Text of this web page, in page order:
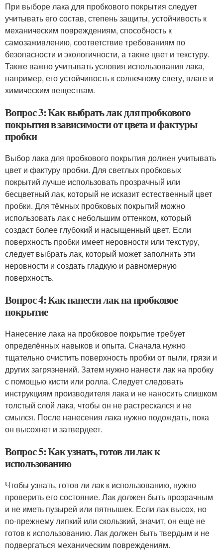
При выборе лака для пробкового покрытия следует
учитывать его состав, степень защиты, устойчивость к
механическим повреждениям, способность к
самозаживлению, соответствие требованиям по
безопасности и экологичности, а также цвет и текстуру.
Также важно учитывать условия использования лака,
например, его устойчивость к солнечному свету, влаге и
химическим веществам.
Вопрос 3: Как выбрать лак для пробкового
покрытия в зависимости от цвета и фактуры
пробки
Выбор лака для пробкового покрытия должен учитывать
цвет и фактуру пробки. Для светлых пробковых
покрытий лучше использовать прозрачный или
бесцветный лак, который не исказит естественный цвет
пробки. Для тёмных пробковых покрытий можно
использовать лак с небольшим оттенком, который
создаст более глубокий и насыщенный цвет. Если
поверхность пробки имеет неровности или текстуру,
следует выбрать лак, который может заполнить эти
неровности и создать гладкую и равномерную
поверхность.
Вопрос 4: Как нанести лак на пробковое
покрытие
Нанесение лака на пробковое покрытие требует
определённых навыков и опыта. Сначала нужно
тщательно очистить поверхность пробки от пыли, грязи и
других загрязнений. Затем нужно нанести лак на пробку
с помощью кисти или ролла. Следует следовать
инструкциям производителя лака и не наносить слишком
толстый слой лака, чтобы он не растрескался и не
смылся. После нанесения лака нужно подождать, пока
он высохнет и затвердеет.
Вопрос 5: Как узнать, готов ли лак к
использованию
Чтобы узнать, готов ли лак к использованию, нужно
проверить его состояние. Лак должен быть прозрачным
и не иметь пузырей или пятнышек. Если лак высох, но
по-прежнему липкий или скользкий, значит, он еще не
готов к использованию. Лак должен быть твердым и не
подвергаться механическим повреждениям.